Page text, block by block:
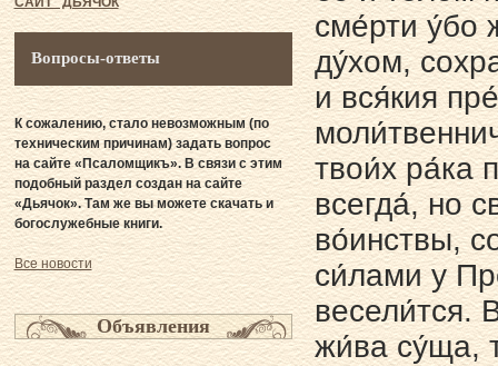
сме́рти у́бо
ду́хом,
и вся́кия
твои́х ра́ка
всегда́, но
во́инствы,
си́лами у
весели́тся.
жи́ва су́ща,
Вопросы-ответы
К сожалению, стало невозможным (по
техническим причинам) задать вопрос
на сайте «Псаломщикъ». В связи с этим
подобный раздел создан на сайте
«Дьячок». Там же вы можете скачать и
богослужебные книги.
Все новости
Объявления